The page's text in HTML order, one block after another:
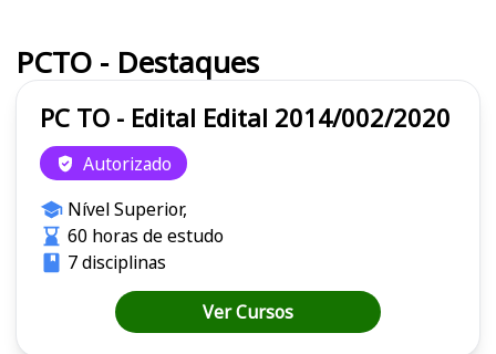
PC TO - Edital Edital 2014/002/2020
Autorizado
Nível Superior,
60 horas de estudo
7 disciplinas
Ver Cursos
PCTO - Destaques